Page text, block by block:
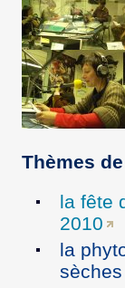
Thèmes
la fête
2010
la
sèches